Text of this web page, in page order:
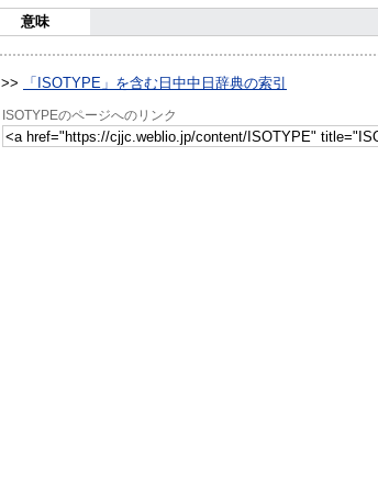
意味
>> 「ISOTYPE」を含む日中中日辞典の索引
ISOTYPEのページへのリンク